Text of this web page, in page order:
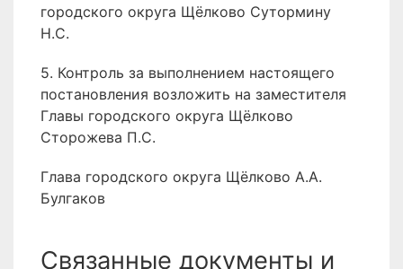
городского округа Щёлково Сутормину
Н.С.
5. Контроль за выполнением настоящего
постановления возложить на заместителя
Главы городского округа Щёлково
Сторожева П.С.
Глава городского округа Щёлково А.А.
Булгаков
Связанные документы и